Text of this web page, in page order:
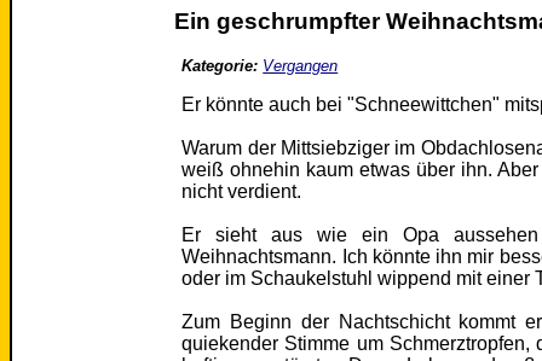
Ein geschrumpfter
Kategorie: Vergangen
Er könnte auch bei "Schneewittchen"
Warum der Mittsiebziger im
weiß ohnehin kaum etwas über ihn.
nicht verdient.
Er sieht aus wie ein Opa aussehen
Weihnachtsmann. Ich könnte ihn mir
oder im Schaukelstuhl wippend mit einer
Zum Beginn der Nachtschicht kommt
quiekender Stimme um